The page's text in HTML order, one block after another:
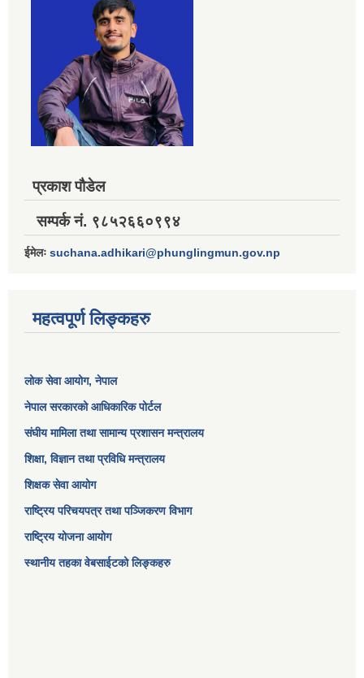
प्रकाश पौडेल
सम्पर्क नं. ९८५२६६०९९४
ईमेलः suchana.adhikari@phunglingmun.gov.np
महत्वपूर्ण लिङ्कहरु
लोक सेवा आयोग, नेपाल
नेपाल सरकारको आधिकारिक पोर्टल
संघीय मामिला तथा सामान्य प्रशासन मन्त्रालय
शिक्षा, विज्ञान तथा प्रविधि मन्त्रालय
शिक्षक सेवा आयोग
राष्ट्रिय परिचयपत्र तथा पञ्जिकरण विभाग
राष्ट्रिय योजना आयोग
स्थानीय तहका वेबसाईटको लिङ्कहरु